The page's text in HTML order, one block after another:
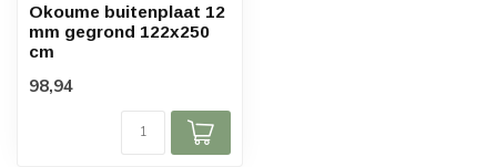
Okoume buitenplaat 12
mm gegrond 122x250
cm
98,94